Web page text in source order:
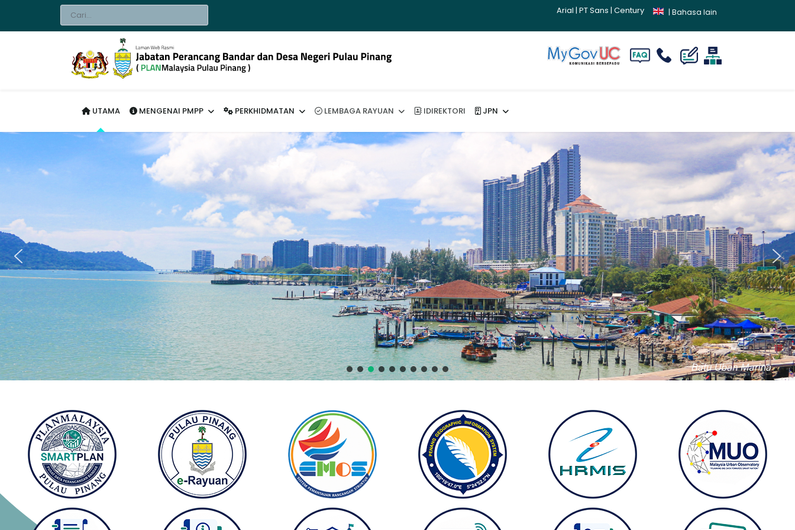
Cari... Arial | PT Sans | Century | Bahasa lain
UTAMA MENGENAI PMPP PERKHIDMATAN LEMBAGA RAYUAN IDIREKTORI JPN
𝐏𝐑𝐎𝐆𝐑𝐀𝐌 𝐏𝐔𝐁𝐋𝐈𝐒𝐈𝐓𝐈 𝐃𝐀𝐍 𝐏𝐄𝐍𝐘𝐄𝐑𝐓𝐀𝐀𝐍 𝐀𝐖𝐀𝐌 𝐊𝐀𝐉𝐈𝐀𝐍 𝐑𝐀𝐍𝐂𝐀𝐍𝐆𝐀𝐍 𝐒𝐓𝐑𝐔𝐊𝐓𝐔𝐑 𝐍𝐄𝐆𝐄𝐑𝐈 𝐏𝐔𝐋𝐀𝐔 𝐏𝐈𝐍𝐀𝐍𝐆 𝟐𝟎𝟒𝟎
(𝐊𝐀𝐉𝐈𝐀𝐍 𝐒𝐄𝐌𝐔𝐋𝐀) 𝐏𝐄𝐑𝐈𝐍𝐆𝐊𝐀𝐓 𝐋𝐀𝐏𝐎𝐑𝐀𝐍 𝐓𝐈𝐍𝐉𝐀𝐔𝐀𝐍
IKLAN PENGAMBILAN PERSONEL MYSTEP
𝗟𝗔𝗪𝗔𝗧𝗔𝗡 𝗞𝗘𝗥𝗝𝗔 𝗥𝗔𝗦𝗠𝗜 𝗞𝗘 𝗠𝗔𝗝𝗟𝗜𝗦 𝗣𝗘𝗥𝗕𝗔𝗡𝗗𝗔𝗥𝗔𝗡 𝗞𝗨𝗟𝗜𝗠 𝗞𝗘𝗗𝗔𝗛 (𝗠𝗣𝗞𝗞)
𝗥𝗔𝗡𝗖𝗔𝗡𝗚𝗔𝗡 𝗞𝗢𝗥𝗣𝗢𝗥𝗔𝗧 𝗝𝗔𝗕𝗔𝗧𝗔𝗡 (𝗥𝗞𝗝) 𝗝𝗔𝗕𝗔𝗧𝗔𝗡 𝗣𝗘𝗥𝗔𝗡𝗖𝗔𝗡𝗚 𝗕𝗔𝗡𝗗𝗔𝗥 𝗗𝗔𝗡 𝗗𝗘𝗦𝗔 𝗡𝗘𝗚𝗘𝗥𝗜 𝗣𝗨𝗟𝗔𝗨